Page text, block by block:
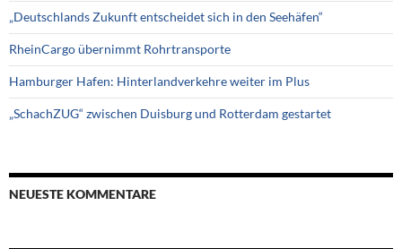
„Deutschlands Zukunft entscheidet sich in den Seehäfen“
RheinCargo übernimmt Rohrtransporte
Hamburger Hafen: Hinterlandverkehre weiter im Plus
„SchachZUG“ zwischen Duisburg und Rotterdam gestartet
NEUESTE KOMMENTARE